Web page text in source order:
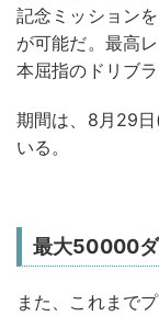
記念ミッション
が可能だ。最高
本屈指のドリブ
期間は、8月29
いる。
最大50000ダ
また、これまで